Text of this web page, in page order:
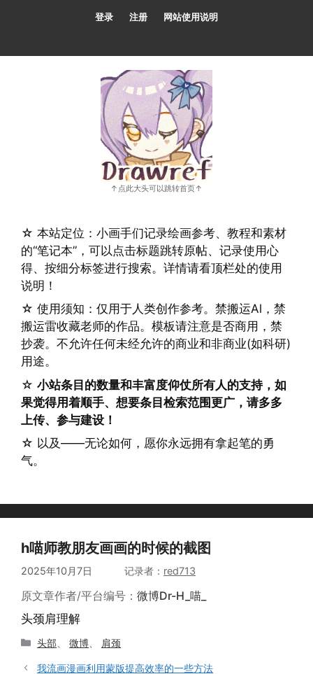
容
登录 注册 网站使用说明
☆ 本站定位：小画手们记录绘画参考、教程和素材
的“笔记本”，可以点击标题跳转原帖、记录使用心
得、按细分标签进行搜索。详情请看顶栏处的使用
说明！
☆ 使用须知：仅用于人类创作参考。禁搬运Al，禁
搬运雷收藏老师的作品。模板请注意是否商用，禁
抄袭。不允许任何未经允许的商业和非商业(如科研)
用途。
☆ 小站条目的数量和丰富度仰仗所有人的支持，如
果觉得用着顺手、想要条目检索范围更广，请多多
上传、参与建设！
☆ 以及——无论如何，愿你永远拥有拿起笔的勇
气。
h喵师教朋友画画的时候的截图
2025年10月7日 red713
原文章作者/平台编号： 微博Dr-H_喵_
头颈肩理解
分
头部 、微博 肩颈
我流画漫画利用蒙版提高效率的一些方法